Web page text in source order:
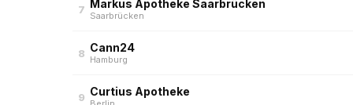
7 Markus Apotheke Saarbrücken
Saarbrücken
8 Cann24
Hamburg
9 Curtius Apotheke